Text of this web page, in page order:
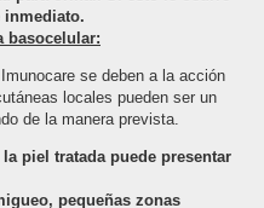
inmediato.
basocelular:
se deben a la acción
locales pueden ser un
de la manera prevista.
piel tratada puede presentar
pequeñas zonas